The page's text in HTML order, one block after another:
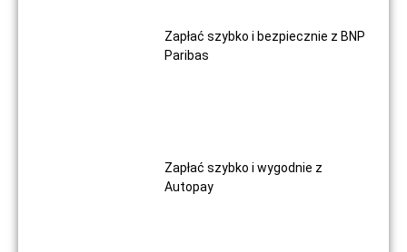
Zapłać szybko i bezpiecznie z BNP
Paribas
Zapłać szybko i wygodnie z
Autopay